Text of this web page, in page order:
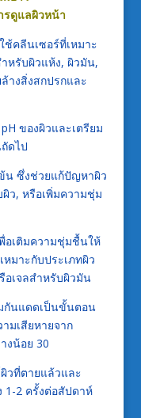
รดูแลผิวหน้า
ใช้คลีนเซอร์ที่เหมาะ
หรับผิวแห้ง, ผิวมัน,
างสิ่งสกปรกและ
ของผิวและเตรียม
ดไป
น ซึ่งช่วยแก้ปัญหาผิว
ว, หรือเพิ่มความชุ่ม
อเติมความชุ่มชื้นให้
หมาะกับประเภทผิว
เจลสำหรับผิวมัน
กันแดดเป็นขั้นตอน
มเสียหายจาก
งน้อย 30
วที่ตายแล้วและ
1-2 ครั้งต่อสัปดาห์